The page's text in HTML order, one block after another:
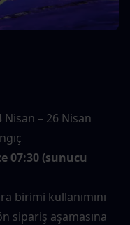
Nisan – 26 Nisan
07:30 (sunucu
birimi kullanımını
sipariş aşamasına